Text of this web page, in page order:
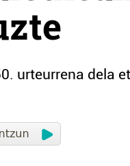
urteurrena dela